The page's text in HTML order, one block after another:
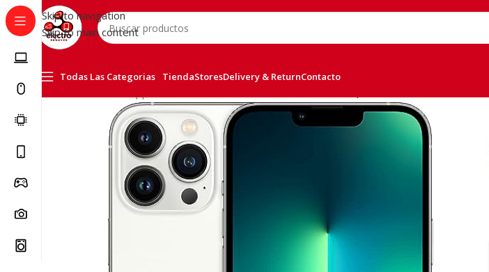
Skip to navigation
Skip to main content
Todas Las Categorias TiendaStoresDelivery & ReturnContacto